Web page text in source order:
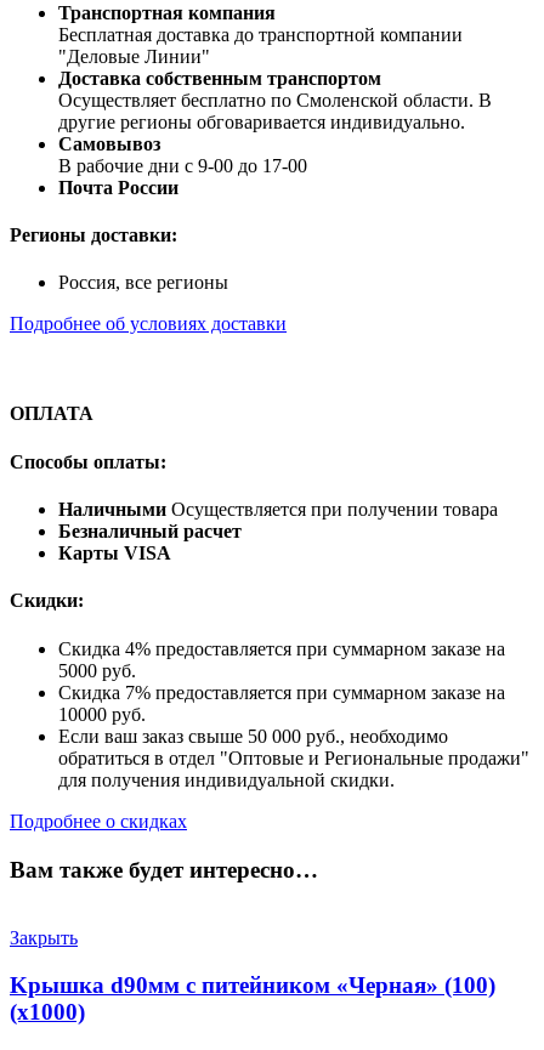
Транспортная компания
Бесплатная доставка до транспортной компании
"Деловые Линии"
Доставка собственным транспортом
Осуществляет бесплатно по Смоленской области. В
другие регионы обговаривается индивидуально.
Самовывоз
В рабочие дни с 9-00 до 17-00
Почта России
Регионы доставки:
Россия, все регионы
Подробнее об условиях доставки
ОПЛАТА
Способы оплаты:
Наличными Осуществляется при получении товара
Безналичный расчет
Карты VISA
Скидки:
Скидка 4% предоставляется при суммарном заказе на
5000 руб.
Скидка 7% предоставляется при суммарном заказе на
10000 руб.
Если ваш заказ свыше 50 000 руб., необходимо
обратиться в отдел "Оптовые и Региональные продажи"
для получения индивидуальной скидки.
Подробнее о скидках
Вам также будет интересно…
Закрыть
Kрышка d90мм с питейником «Черная» (100)
(х1000)